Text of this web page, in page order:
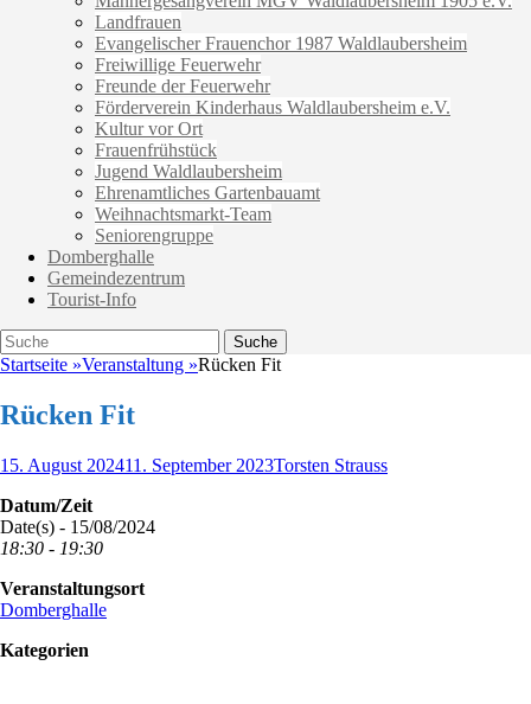
Landfrauen
Evangelischer Frauenchor 1987 Waldlaubersheim
Freiwillige Feuerwehr
Freunde der Feuerwehr
Förderverein Kinderhaus Waldlaubersheim e.V.
Kultur vor Ort
Frauenfrühstück
Jugend Waldlaubersheim
Ehrenamtliches Gartenbauamt
Weihnachtsmarkt-Team
Seniorengruppe
Domberghalle
Gemeindezentrum
Tourist-Info
Suche
Suche
nach:
Startseite »Veranstaltung »Rücken Fit
Rücken Fit
Veröffentlicht
15. August 202411. September 2023Autor
Torsten Strauss
Datum/Zeit
Date(s) - 15/08/2024
18:30 - 19:30
Veranstaltungsort
Domberghalle
Kategorien